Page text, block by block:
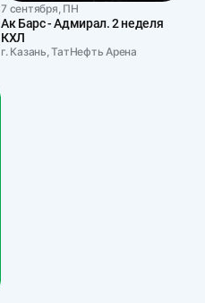
7 сентября, ПН
Ак Барс - Адмирал. 2 неделя
КХЛ
г. Казань, ТатНефть Арена